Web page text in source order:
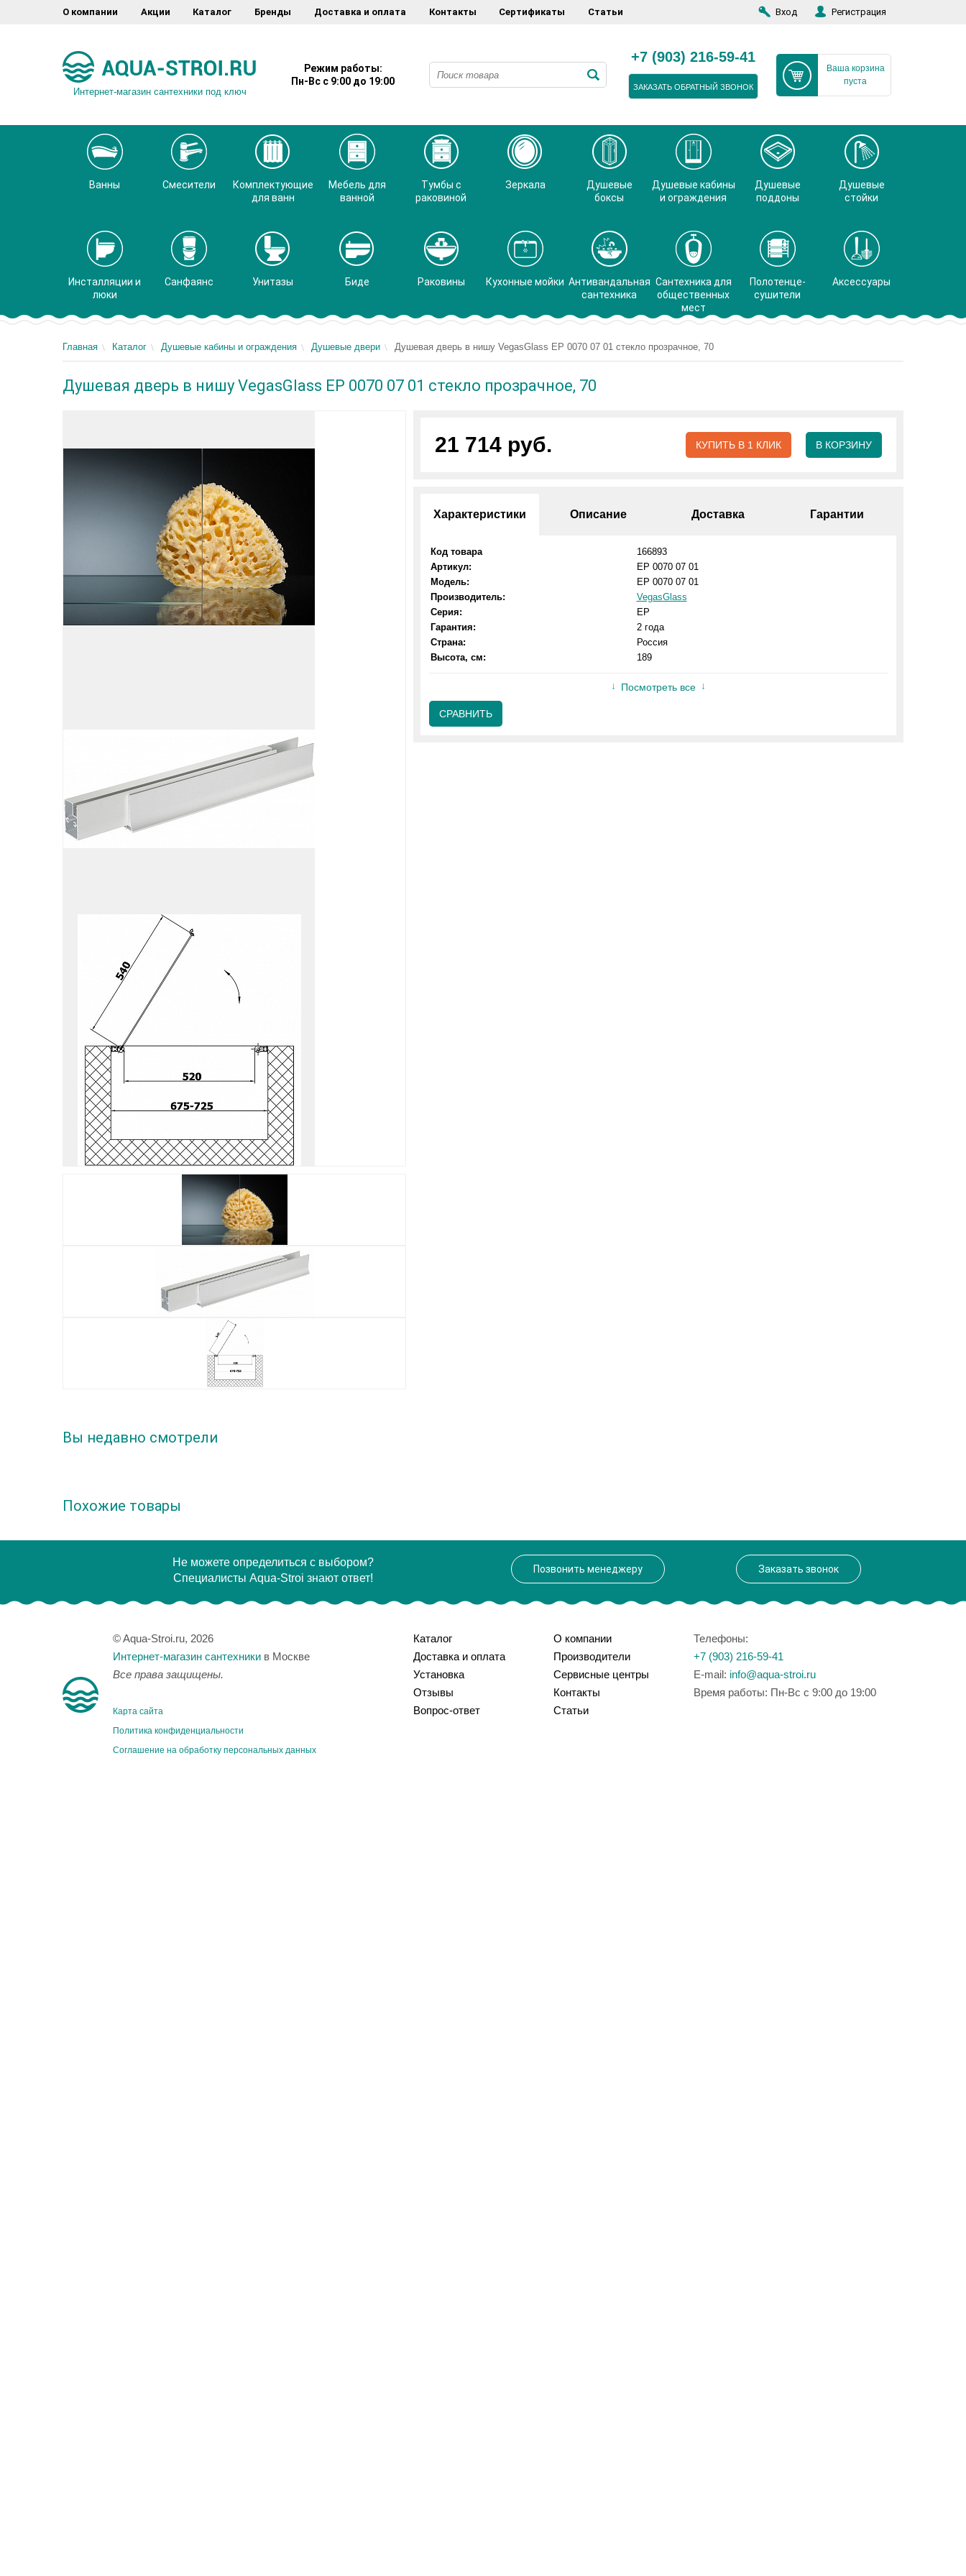
О компании Акции Каталог Бренды Доставка и оплата Контакты Сертификаты Статьи Вход Регистрация
Интернет-магазин сантехники под ключ
Режим работы:
Пн-Вс с 9:00 до 19:00
+7 (903) 216-59-41
ЗАКАЗАТЬ ОБРАТНЫЙ ЗВОНОК
Ваша корзина
пуста
Ванны Смесители
Комплектующие
для ванн
Мебель для
ванной
Тумбы с
раковиной
Зеркала
Душевые
боксы
Душевые кабины
и ограждения
Душевые
поддоны
Душевые
стойки
Инсталляции и
люки
Санфаянс Унитазы Биде Раковины Кухонные мойки Антивандальная
сантехника
Сантехника для
общественных
мест
Полотенце-
сушители
Аксессуары
Главная Каталог Душевые кабины и ограждения Душевые двери Душевая дверь в нишу VegasGlass EP 0070 07 01 стекло прозрачное, 70
Душевая дверь в нишу VegasGlass EP 0070 07 01 стекло прозрачное, 70
21 714 руб. КУПИТЬ В 1 КЛИК В КОРЗИНУ
Характеристики Описание Доставка Гарантии
Код товара
166893
Артикул:
EP 0070 07 01
Модель:
EP 0070 07 01
Производитель:
VegasGlass
Серия:
EP
Гарантия:
2 года
Страна:
Россия
Высота, см:
189
Посмотреть все
СРАВНИТЬ
Вы недавно смотрели
Похожие товары
Не можете определиться с выбором?
Специалисты Aqua-Stroi знают ответ!
Позвонить менеджеру Заказать звонок
© Aqua-Stroi.ru, 2026
Интернет-магазин сантехники в Москве
Все права защищены.
Карта сайта
Политика конфиденциальности
Соглашение на обработку персональных данных
Каталог
Доставка и оплата
Установка
Отзывы
Вопрос-ответ
О компании
Производители
Сервисные центры
Контакты
Статьи
Телефоны:
+7 (903) 216-59-41
E-mail: info@aqua-stroi.ru
Время работы: Пн-Вс с 9:00 до 19:00